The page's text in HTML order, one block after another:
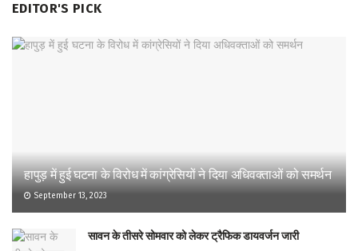
EDITOR'S PICK
हापुड़ में हुई घटना के विरोध में कांग्रेसियों ने दिया अधिवक्ताओं को समर्थन
September 13, 2023
सावन के तीसरे सोमवार को लेकर ट्रैफिक डायवर्जन जारी